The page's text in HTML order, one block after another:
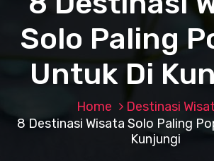
Solo Paling
Untuk Di
Home
Destinasi
8 Destinasi Wisata Solo Paling
Kunjungi